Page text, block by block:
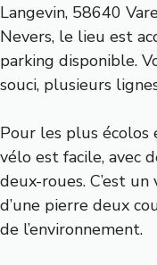
Langevin, 58640
Nevers, le lieu est
parking disponible.
souci, plusieurs
Pour les plus écolos
vélo est facile, avec
deux-roues. C’est
d’une pierre deux
de l’environnement.